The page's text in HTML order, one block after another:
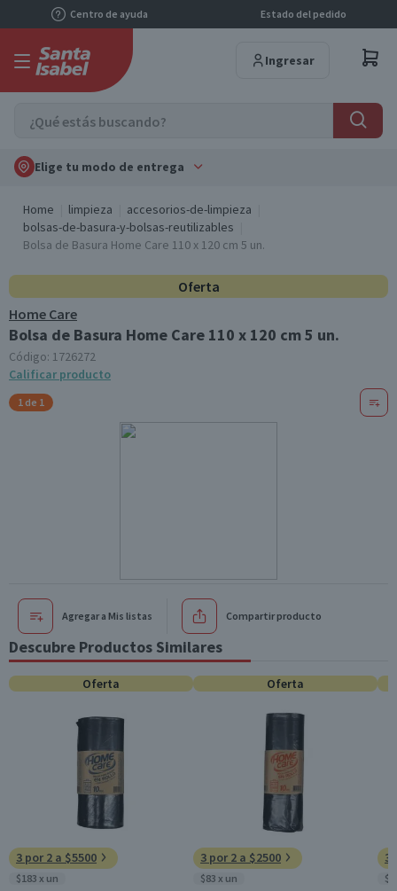
Centro de ayuda Estado del pedido
Ingresar
Elige tu modo de entrega
Home limpieza
accesorios-de-limpieza
bolsas-de-basura-y-bolsas-reutilizables
Bolsa de Basura Home Care 110 x 120 cm 5 un.
Oferta
Home Care
Bolsa de Basura Home Care 110 x 120 cm 5 un.
Código: 1726272
Calificar producto
1 de 1
Agregar a Mis listas Compartir producto
Descubre Productos Similares
Oferta
3 por 2 a $5500
$183 x un
Oferta
3 por 2 a $2500
$83 x un
3